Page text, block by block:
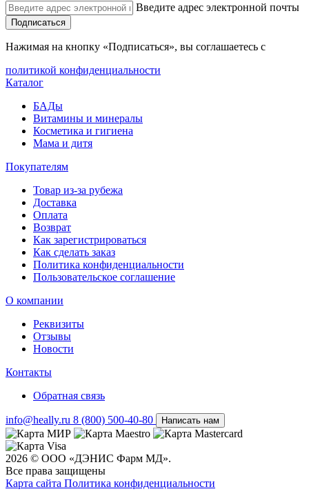
Введите адрес электронной почты
Подписаться
Нажимая на кнопку «Подписаться», вы соглашаетесь с
политикой конфиденциальности
Каталог
БАДы
Витамины и минералы
Косметика и гигиена
Мама и дитя
Покупателям
Товар из-за рубежа
Доставка
Оплата
Возврат
Как зарегистрироваться
Как сделать заказ
Политика конфиденциальности
Пользовательское соглашение
О компании
Реквизиты
Отзывы
Новости
Контакты
Обратная связь
info@heally.ru 8 (800) 500-40-80 Написать нам
2026 © ООО «ДЭНИС Фарм МД».
Все права защищены
Карта сайта Политика конфиден­циальности